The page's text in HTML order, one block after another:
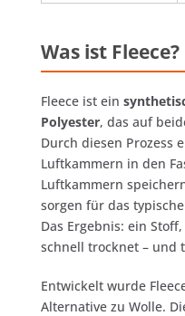
Was ist Fleece?
Fleece ist ein
Polyester, das auf
Durch diesen Prozess
Luftkammern in den
Luftkammern
sorgen für das
Das Ergebnis: ein
schnell trocknet – und
Entwickelt wurde
Alternative zu Wolle.